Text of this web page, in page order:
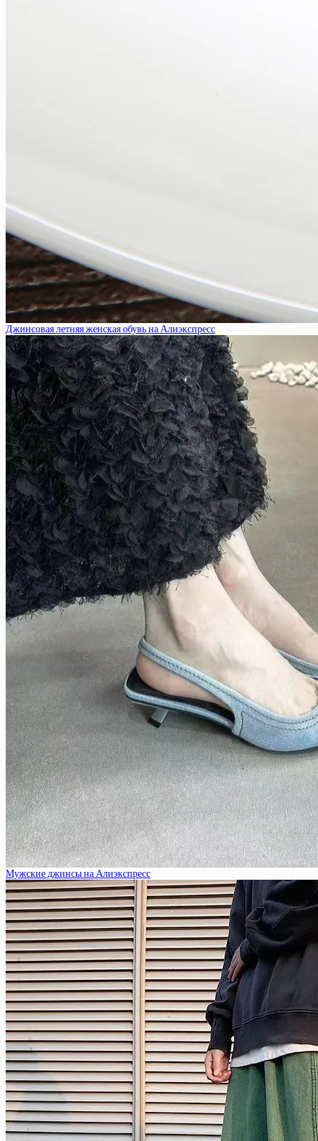
Джинсовая летняя женская обувь на Алиэкспресс
Мужские джинсы на Алиэкспресс